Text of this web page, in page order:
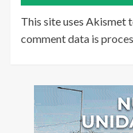
This site uses Akismet
comment data is